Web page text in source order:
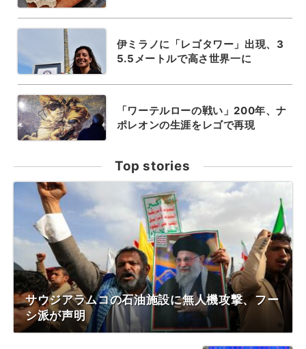
伊ミラノに「レゴタワー」出現、3
5.5メートルで高さ世界一に
「ワーテルローの戦い」200年、ナ
ポレオンの生涯をレゴで再現
Top stories
サウジアラムコの石油施設に無人機攻撃、フー
シ派が声明